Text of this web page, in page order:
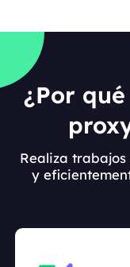
¿Por
Realiza
y